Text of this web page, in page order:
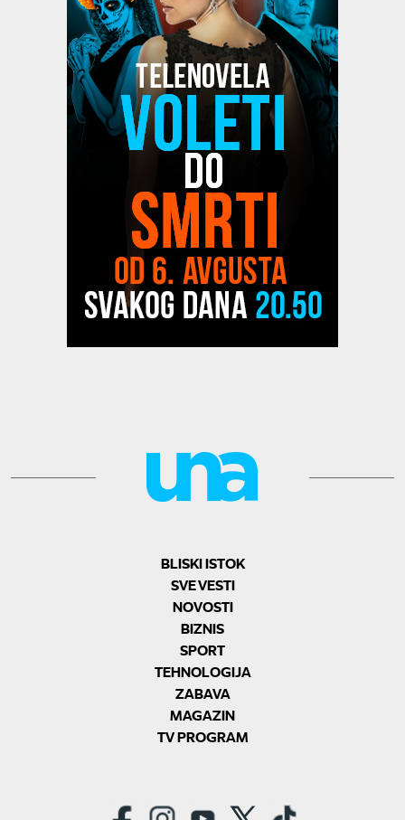
BLISKI ISTOK
SVE VESTI
NOVOSTI
BIZNIS
SPORT
TEHNOLOGIJA
ZABAVA
MAGAZIN
TV PROGRAM